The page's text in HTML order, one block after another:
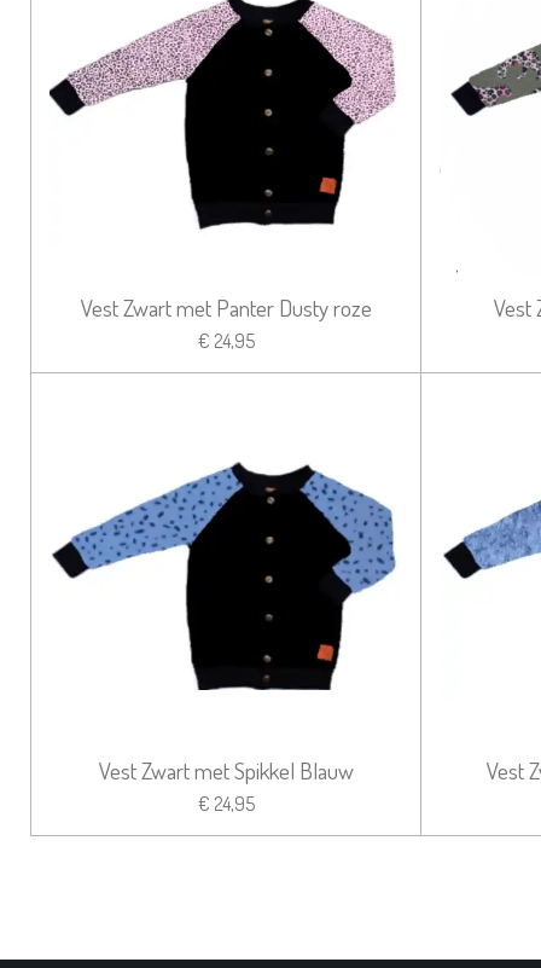
Vest Zwart met Panter Dusty roze
€ 24,95
Vest
Vest Zwart met Spikkel Blauw
€ 24,95
Vest